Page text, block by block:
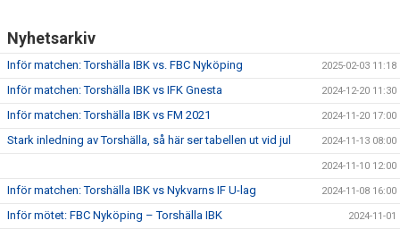
Nyhetsarkiv
Inför matchen: Torshälla IBK vs. FBC Nyköping 2025-02-03 11:18
Inför matchen: Torshälla IBK vs IFK Gnesta 2024-12-20 11:30
Inför matchen: Torshälla IBK vs FM 2021 2024-11-20 17:00
Stark inledning av Torshälla, så här ser tabellen ut vid jul 2024-11-13 08:00
2024-11-10 12:00
Inför matchen: Torshälla IBK vs Nykvarns IF U-lag 2024-11-08 16:00
Inför mötet: FBC Nyköping – Torshälla IBK 2024-11-01